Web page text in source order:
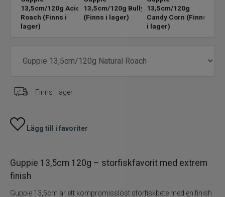
Havsfiske
Trollingbeten
Spinnflugor
Tillbehör
Flugbindning
13,5cm/120g Acid
Roach (Finns i
lager)
13,5cm/120g Bully
(Finns i lager)
13,5cm/120g
Candy Corn (Finns
i lager)
Finns i lager
Lägg till i favoriter
Guppie 13,5cm 120g – storfiskfavorit med extrem
finish
Guppie 13,5cm är ett kompromisslöst storfiskbete med en finish